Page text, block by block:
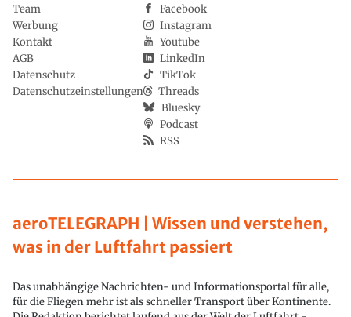
aeroTELEGRAPH | Wissen und verstehen,
was in der Luftfahrt passiert
Das unabhängige Nachrichten- und Informationsportal für alle,
für die Fliegen mehr ist als schneller Transport über Kontinente.
Team
Werbung
Kontakt
AGB
Datenschutz
Datenschutzeinstellungen
Facebook
Instagram
Youtube
LinkedIn
TikTok
Threads
Bluesky
Podcast
RSS